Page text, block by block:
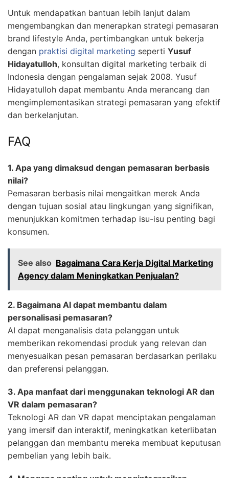
Untuk mendapatkan bantuan lebih lanjut dalam
mengembangkan dan menerapkan strategi pemasaran
brand lifestyle Anda, pertimbangkan untuk bekerja
dengan praktisi digital marketing seperti Yusuf
Hidayatulloh, konsultan digital marketing terbaik di
Indonesia dengan pengalaman sejak 2008. Yusuf
Hidayatulloh dapat membantu Anda merancang dan
mengimplementasikan strategi pemasaran yang efektif
dan berkelanjutan.
FAQ
1. Apa yang dimaksud dengan pemasaran berbasis
nilai?
Pemasaran berbasis nilai mengaitkan merek Anda
dengan tujuan sosial atau lingkungan yang signifikan,
menunjukkan komitmen terhadap isu-isu penting bagi
konsumen.
See also Bagaimana Cara Kerja Digital Marketing
Agency dalam Meningkatkan Penjualan?
2. Bagaimana AI dapat membantu dalam
personalisasi pemasaran?
AI dapat menganalisis data pelanggan untuk
memberikan rekomendasi produk yang relevan dan
menyesuaikan pesan pemasaran berdasarkan perilaku
dan preferensi pelanggan.
3. Apa manfaat dari menggunakan teknologi AR dan
VR dalam pemasaran?
Teknologi AR dan VR dapat menciptakan pengalaman
yang imersif dan interaktif, meningkatkan keterlibatan
pelanggan dan membantu mereka membuat keputusan
pembelian yang lebih baik.